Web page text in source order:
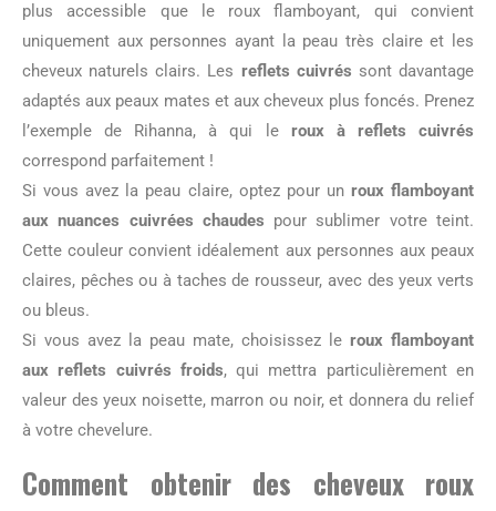
plus accessible que le roux flamboyant, qui convient
uniquement aux personnes ayant la peau très claire et les
cheveux naturels clairs. Les reflets cuivrés sont davantage
adaptés aux peaux mates et aux cheveux plus foncés. Prenez
l’exemple de Rihanna, à qui le roux à reflets cuivrés
correspond parfaitement !
Si vous avez la peau claire, optez pour un roux flamboyant
aux nuances cuivrées chaudes pour sublimer votre teint.
Cette couleur convient idéalement aux personnes aux peaux
claires, pêches ou à taches de rousseur, avec des yeux verts
ou bleus.
Si vous avez la peau mate, choisissez le roux flamboyant
aux reflets cuivrés froids, qui mettra particulièrement en
valeur des yeux noisette, marron ou noir, et donnera du relief
à votre chevelure.
Comment obtenir des cheveux roux